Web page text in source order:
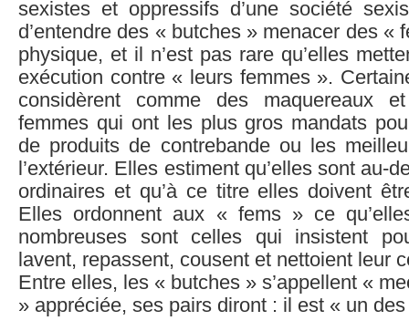
sexistes et oppressifs d’une société
d’entendre des « butches » menacer des «
physique, et il n’est pas rare qu’elles
exécution contre « leurs femmes ».
considèrent comme des maquereaux
femmes qui ont les plus gros mandats
de produits de contrebande ou les
l’extérieur. Elles estiment qu’elles sont au-
ordinaires et qu’à ce titre elles doivent
Elles ordonnent aux « fems » ce
nombreuses sont celles qui insistent
lavent, repassent, cousent et nettoient leur
Entre elles, les « butches » s’appellent «
» appréciée, ses pairs diront : il est « un